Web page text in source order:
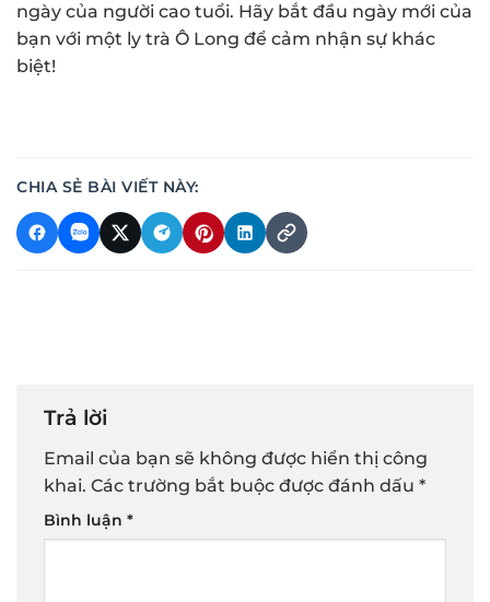
ngày của người cao tuổi. Hãy bắt đầu ngày mới của
bạn với một ly trà Ô Long để cảm nhận sự khác
biệt!
CHIA SẺ BÀI VIẾT NÀY:
Trả lời
Email của bạn sẽ không được hiển thị công
khai. Các trường bắt buộc được đánh dấu *
Bình luận *